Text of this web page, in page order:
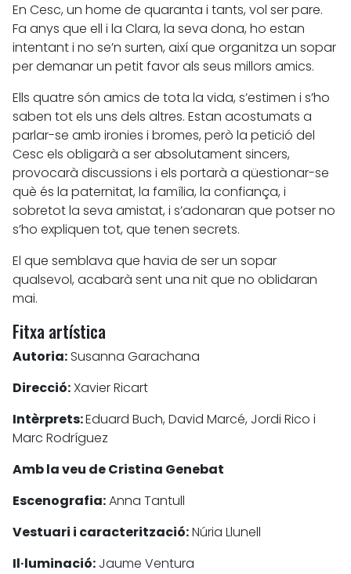
En Cesc, un home de quaranta i tants, vol ser pare.
Fa anys que ell i la Clara, la seva dona, ho estan
intentant i no se’n surten, així que organitza un sopar
per demanar un petit favor als seus millors amics.
Ells quatre són amics de tota la vida, s’estimen i s’ho
saben tot els uns dels altres. Estan acostumats a
parlar-se amb ironies i bromes, però la petició del
Cesc els obligarà a ser absolutament sincers,
provocarà discussions i els portarà a qüestionar-se
què és la paternitat, la família, la confiança, i
sobretot la seva amistat, i s’adonaran que potser no
s’ho expliquen tot, que tenen secrets.
El que semblava que havia de ser un sopar
qualsevol, acabarà sent una nit que no oblidaran
mai.
Fitxa artística
Autoria: Susanna Garachana
Direcció: Xavier Ricart
Intèrprets:Eduard Buch, David Marcé, Jordi Rico i
Marc Rodríguez
Amb la veu de Cristina Genebat
Escenografia:Anna Tantull
Vestuari i caracterització:Núria Llunell
Il·luminació: Jaume Ventura